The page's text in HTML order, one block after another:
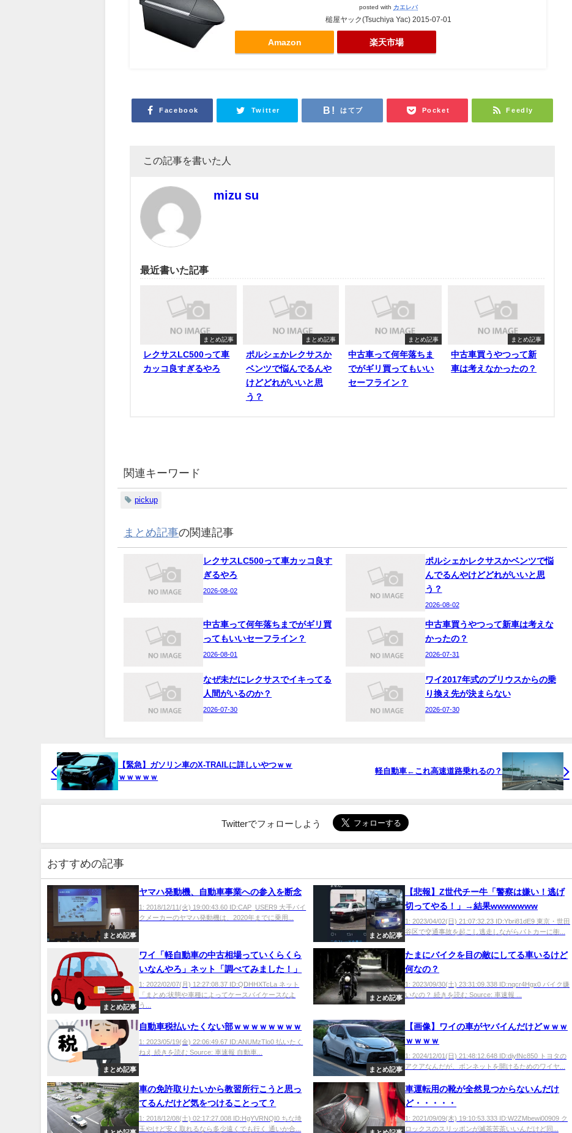
posted with カエレバ
槌屋ヤック(Tsuchiya Yac) 2015-07-01
Amazon 楽天市場
Facebook Twitter はてブ Pocket Feedly
この記事を書いた人
mizu su
最近書いた記事
まとめ記事
レクサスLC500って車
カッコ良すぎるやろ
まとめ記事
ポルシェかレクサスか
ベンツで悩んでるんや
けどどれがいいと思
う？
まとめ記事
中古車って何年落ちま
でがギリ買ってもいい
セーフライン？
まとめ記事
中古車買うやつって新
車は考えなかったの？
関連キーワード
pickup
まとめ記事の関連記事
レクサスLC500って車カッコ良す
ぎるやろ
2026-08-02
ポルシェかレクサスかベンツで悩
んでるんやけどどれがいいと思
う？
2026-08-02
中古車って何年落ちまでがギリ買
ってもいいセーフライン？
2026-08-01
中古車買うやつって新車は考えな
かったの？
2026-07-31
なぜ未だにレクサスでイキってる
人間がいるのか？
2026-07-30
ワイ2017年式のプリウスからの乗
り換え先が決まらない
2026-07-30
【緊急】ガソリン車のX-TRAILに詳しいやつｗｗ
ｗｗｗｗｗ
軽自動車←これ高速道路乗れるの？
Twitterでフォローしよう
おすすめの記事
まとめ記事
ヤマハ発動機、自動車事業への参入を断念
1: 2018/12/11(火) 19:00:43.60 ID:CAP_USER9 大手バイ
クメーカーのヤマハ発動機は、2020年までに乗用...
まとめ記事
【悲報】Z世代チー牛「警察は嫌い！逃げ
切ってやる！」→結果wwwwwww
1: 2023/04/02(日) 21:07:32.23 ID:Ybri81dE9 東京・世田
谷区で交通事故を起こし逃走しながらパトカーに衝...
まとめ記事
ワイ「軽自動車の中古相場っていくらくら
いなんやろ」ネット「調べてみました！」
1: 2022/02/07(月) 12:27:08.37 ID:QDHHXTcLa ネット
「まとめ:状態や車種によってケースバイケースなよ
う...
まとめ記事
たまにバイクを目の敵にしてる車いるけど
何なの？
1: 2023/09/30(土) 23:31:09.338 ID:nqcr4Hgx0 バイク嫌
いなの？ 続きを読む Source: 車速報 ...
まとめ記事
自動車税払いたくない部ｗｗｗｗｗｗｗｗ
1: 2023/05/19(金) 22:06:49.67 ID:ANUMzTlo0 払いたく
ねえ 続きを読む Source: 車速報 自動車...
まとめ記事
【画像】ワイの車がヤバイんだけどｗｗｗ
ｗｗｗｗ
1: 2024/12/01(日) 21:48:12.648 ID:diyfNc850 トヨタの
アクアなんだが、ボンネットを開けるためのワイヤ...
車の免許取りたいから教習所行こうと思っ
てるんだけど気をつけることって？
1: 2018/12/08(土) 02:17:27.008 ID:HgYVRNQI0 ちな埼
玉やけど安く取れるなら多少遠くでも行く 通いか合...
車運転用の靴が全然見つからないんだけ
ど・・・・・
1: 2021/09/09(木) 19:10:53.333 ID:W2ZMbewi00909 ク
ロックスのスリッポンが滅茶苦茶いいんだけど同...